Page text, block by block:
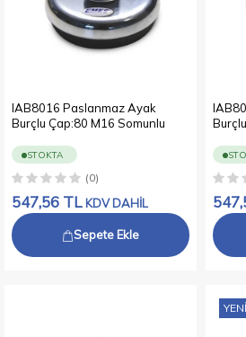
IAB8016 Paslanmaz Ayak
Burçlu Çap:80 M16 Somunlu
STOKTA
(0)
547,56 TL KDV DAHİL
Sepete Ekle
YENI